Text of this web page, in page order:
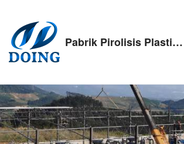
Pabrik Pirolisis Plastik Aluminium